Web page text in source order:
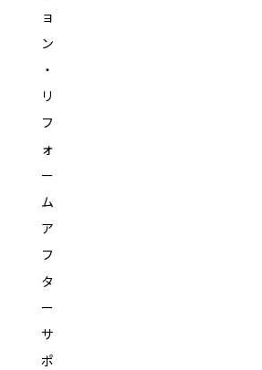
ョ
ン
・
リ
フ
ォ
ー
ム
ア
フ
タ
ー
サ
ポ